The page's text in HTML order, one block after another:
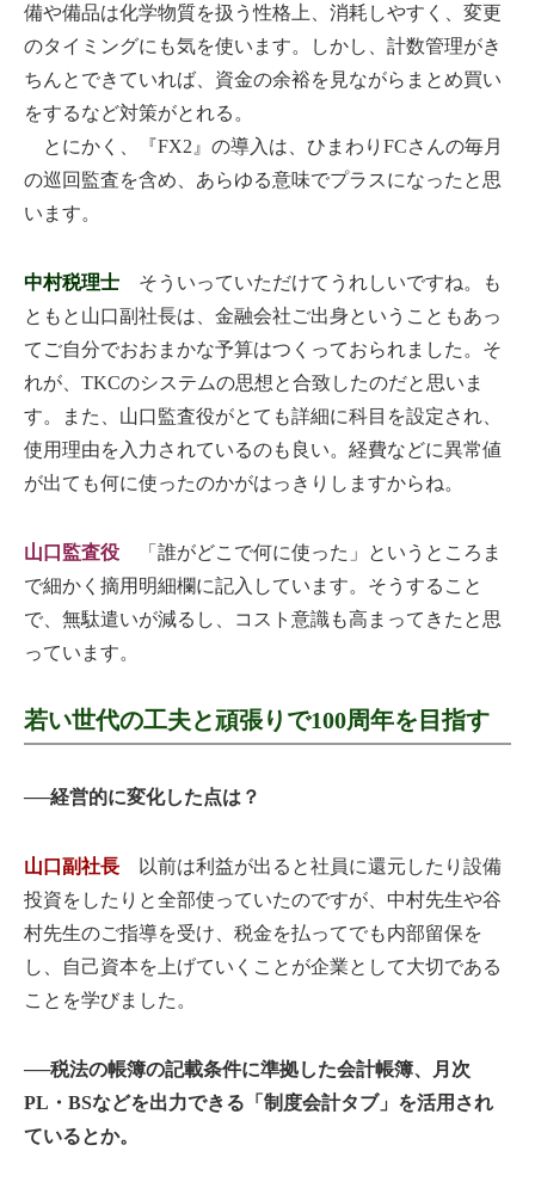
備や備品は化学物質を扱う性格上、消耗しやすく、変更
のタイミングにも気を使います。しかし、計数管理がき
ちんとできていれば、資金の余裕を見ながらまとめ買い
をするなど対策がとれる。
とにかく、『FX2』の導入は、ひまわりFCさんの毎月
の巡回監査を含め、あらゆる意味でプラスになったと思
います。
中村税理士 そういっていただけてうれしいですね。も
ともと山口副社長は、金融会社ご出身ということもあっ
てご自分でおおまかな予算はつくっておられました。そ
れが、TKCのシステムの思想と合致したのだと思いま
す。また、山口監査役がとても詳細に科目を設定され、
使用理由を入力されているのも良い。経費などに異常値
が出ても何に使ったのかがはっきりしますからね。
山口監査役 「誰がどこで何に使った」というところま
で細かく摘用明細欄に記入しています。そうすること
で、無駄遣いが減るし、コスト意識も高まってきたと思
っています。
若い世代の工夫と頑張りで100周年を目指す
──経営的に変化した点は？
山口副社長 以前は利益が出ると社員に還元したり設備
投資をしたりと全部使っていたのですが、中村先生や谷
村先生のご指導を受け、税金を払ってでも内部留保を
し、自己資本を上げていくことが企業として大切である
ことを学びました。
──税法の帳簿の記載条件に準拠した会計帳簿、月次
PL・BSなどを出力できる「制度会計タブ」を活用され
ているとか。